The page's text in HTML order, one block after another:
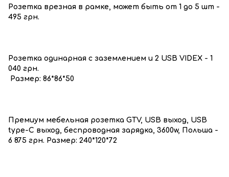
Розетка врезная в рамке, может быть от 1 до 5 шт -
495 грн.
Розетка одинарная с заземлением и 2 USB VIDEX - 1
040 грн.
Размер: 86*86*50
Премиум мебельная розетка GTV, USB выход, USB
type-С выход, беспроводная зарядка, 3600w, Польша -
6 875 грн. Размер: 240*120*72